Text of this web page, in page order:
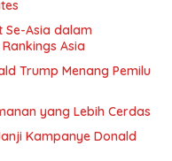
Se-Asia dalam
Asia
Trump Menang Pemilu
yang Lebih Cerdas
Kampanye Donald